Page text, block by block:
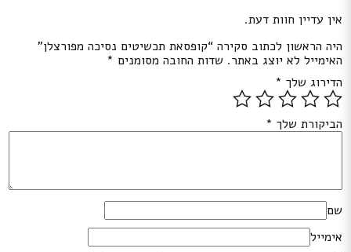
אין עדיין חוות דעת.
היה הראשון לכתוב סקירה “קופסאת תכשיטים נסיכה מפורצלן”
האימייל לא יוצג באתר. שדות החובה מסומנים *
הדירוג שלך *
הביקורת שלך *
שם
אימייל